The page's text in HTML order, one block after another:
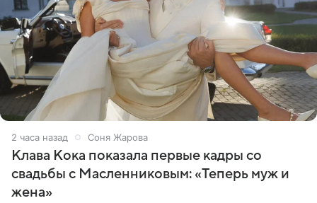
2 часа назад Соня Жарова
Клава Кока показала первые кадры со
свадьбы с Масленниковым: «Теперь муж и
жена»